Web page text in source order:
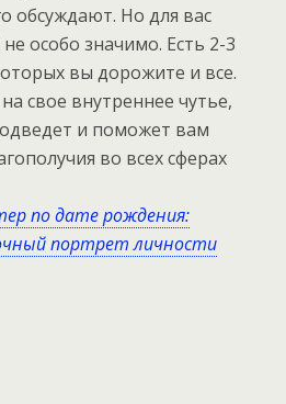
обсуждают. Но для вас
особо значимо. Есть 2-3
вы дорожите и все.
свое внутреннее чутье,
и поможет вам
во всех сферах
по дате рождения:
портрет личности